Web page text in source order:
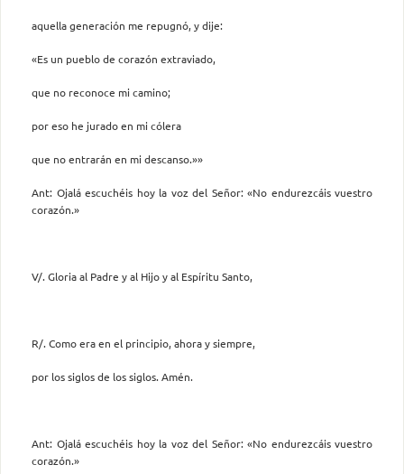
aquella generación me repugnó, y dije:
«Es un pueblo de corazón extraviado,
que no reconoce mi camino;
por eso he jurado en mi cólera
que no entrarán en mi descanso.»»
Ant: Ojalá escuchéis hoy la voz del Señor: «No endurezcáis vuestro
corazón.»
V/. Gloria al Padre y al Hijo y al Espíritu Santo,
R/. Como era en el principio, ahora y siempre,
por los siglos de los siglos. Amén.
Ant: Ojalá escuchéis hoy la voz del Señor: «No endurezcáis vuestro
corazón.»